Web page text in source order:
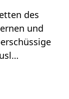
des
und